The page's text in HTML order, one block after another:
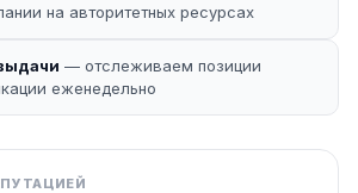
на авторитетных ресурсах
— отслеживаем позиции
еженедельно